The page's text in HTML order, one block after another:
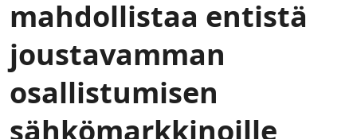
mahdollistaa entistä
joustavamman
osallistumisen
sähkömarkkinoille